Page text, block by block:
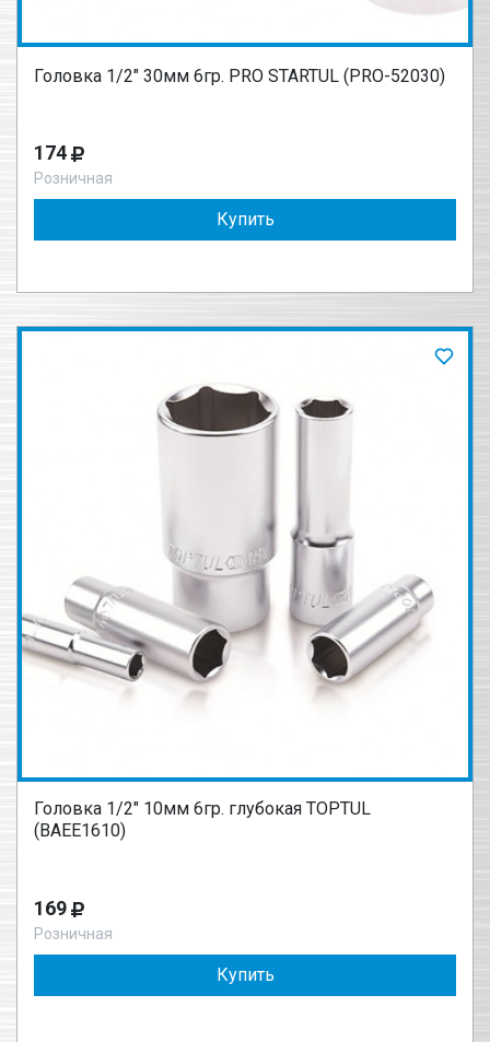
Головка 1/2" 30мм 6гр. PRO STARTUL (PRO-52030)
174
Розничная
Купить
Головка 1/2" 10мм 6гр. глубокая TOPTUL
(BAEE1610)
169
Розничная
Купить